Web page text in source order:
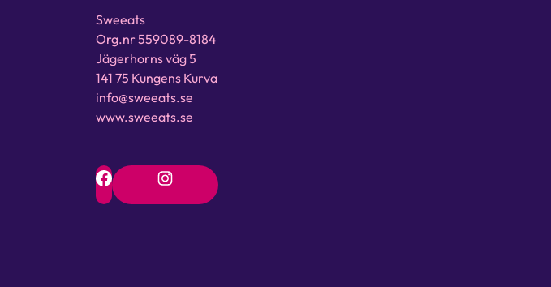
Sweeats
Org.nr 559089-8184
Jägerhorns väg 5
141 75 Kungens Kurva
info@sweeats.se
www.sweeats.se